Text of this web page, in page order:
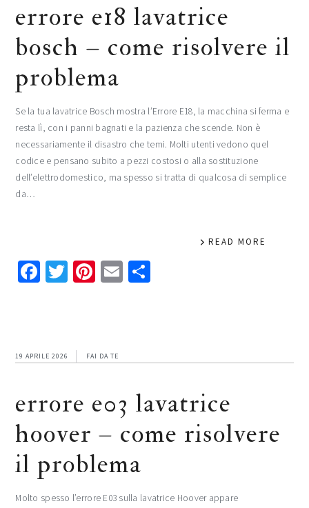
errore e18 lavatrice
bosch​​​ – come risolvere il
problema
Se la tua lavatrice Bosch mostra l’Errore E18, la macchina si ferma e
resta lì, con i panni bagnati e la pazienza che scende. Non è
necessariamente il disastro che temi. Molti utenti vedono quel
codice e pensano subito a pezzi costosi o alla sostituzione
dell’elettrodomestico, ma spesso si tratta di qualcosa di semplice
da…
READ MORE
Facebook
Twitter
Pinterest
Email
19 APRILE 2026 FAI DA TE
errore e03 lavatrice
hoover – come risolvere
il problema
Molto spesso l’errore E03 sulla lavatrice Hoover appare